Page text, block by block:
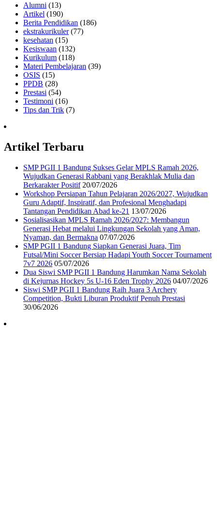
Alumni (13)
Artikel (190)
Berita Pendidikan (186)
ekstrakurikuler(77)
kesehatan (15)
Kesiswaan (132)
Kurikulum (118)
Materi Pembelajaran (39)
OSIS (15)
PPDB (28)
Prestasi (54)
Testimoni (16)
Tips dan Trik (7)
Artikel Terbaru
SMP PGII 1 Bandung Sukses Gelar MPLS Ramah 2026,
Wujudkan Generasi Rabbani yang Berakhlak Mulia dan
Berkarakter Positif 20/07/2026
Workshop Persiapan Tahun Pelajaran 2026/2027, Wujudkan
Guru Adaptif, Inspiratif, dan Profesional Menghadapi
Tantangan Pendidikan Abad ke-21 13/07/2026
Sosialisasikan MPLS Ramah 2026/2027: Membangun
Generasi Hebat melalui Lingkungan Sekolah yang Aman,
Nyaman, dan Bermakna 07/07/2026
SMP PGII 1 Bandung Siapkan Generasi Juara, Tim
Futsal/Mini Soccer Bersiap Hadapi Youth Soccer Tournament
7v7 2026 05/07/2026
Dua Siswi SMP PGII 1 Bandung Harumkan Nama Sekolah
di Kejurnas Hockey 5s U-16 Eden Trophy 2026 04/07/2026
Siswi SMP PGII 1 Bandung Raih Juara 3 Archery
Competition, Bukti Liburan Produktif Penuh Prestasi
30/06/2026